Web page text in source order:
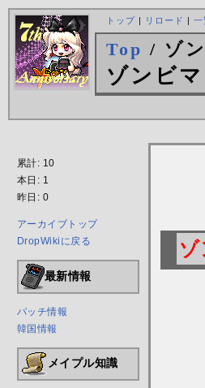
トップ| リロード | 一
Top / ゾ
ゾンビ
累計: 10
本日: 1
昨日: 0
アーカイブトップ
DropWikiに戻る
最新情報
パッチ情報
韓国情報
メイプル知識